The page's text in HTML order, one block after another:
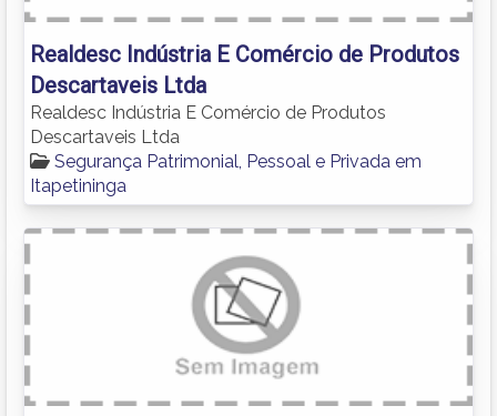
Realdesc Indústria E Comércio de Produtos
Descartaveis Ltda
Realdesc Indústria E Comércio de Produtos
Descartaveis Ltda
Segurança Patrimonial, Pessoal e Privada em
Itapetininga